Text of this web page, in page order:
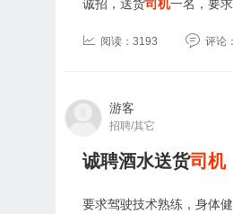
诚招，送货司机一名，要
阅读：3193 评论
游客
招聘/其它
诚聘酒水送货司机
要求驾驶技术熟练，身体